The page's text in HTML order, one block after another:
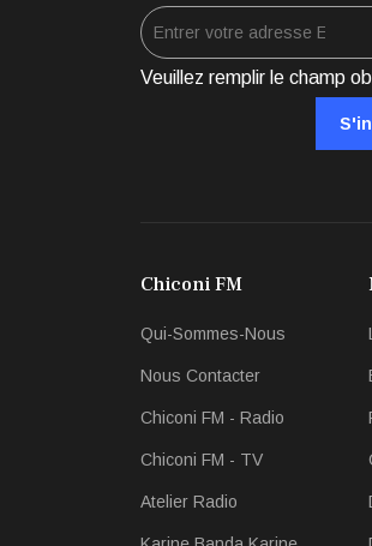
Veuillez remplir le champ
Chiconi FM
Qui-Sommes-Nous
Nous Contacter
Chiconi FM - Radio
Chiconi FM - TV
Atelier Radio